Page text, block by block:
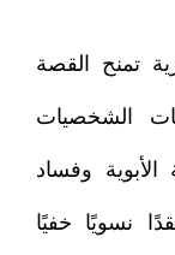
تمنح القصة
الشخصيات
الأبوية وفساد
نسويًا خفيًا